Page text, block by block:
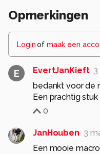
Opmerkingen
Loginof maak een
E EvertJanKieft
bedankt voor de
Een prachtig
0
JanHouben 3
Een mooie